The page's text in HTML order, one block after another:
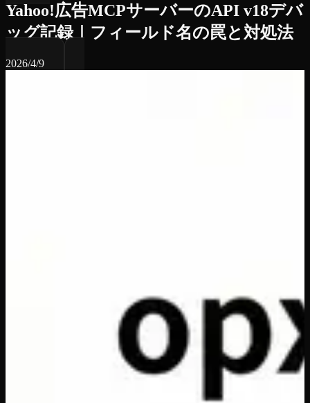
Yahoo!広告MCPサーバーのAPI v18デバ
ッグ記録｜フィールド名の罠と対処法
2026/4/9